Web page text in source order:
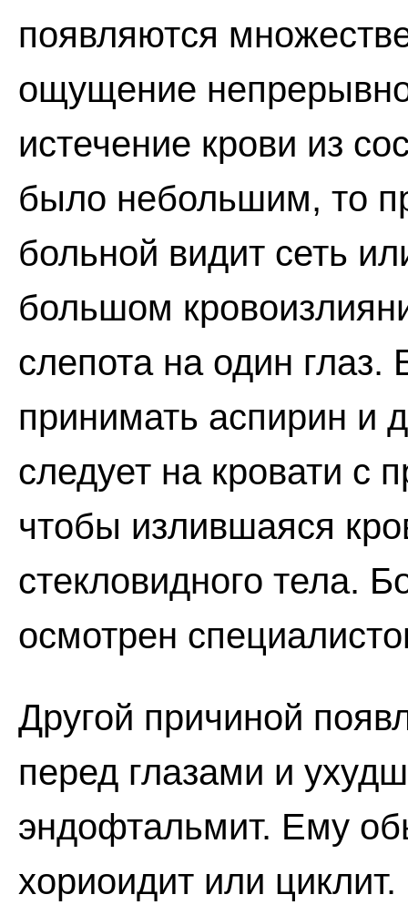
появляются
ощущение
истечение крови из
было небольшим, то
больной видит сеть
большом
слепота на один глаз.
принимать аспирин и
следует на кровати с
чтобы излившаяся
стекловидного тела.
осмотрен
Другой причиной
перед глазами и
эндофтальмит. Ему
хориоидит или